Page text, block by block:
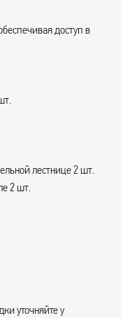
доступ в
лестнице 2 шт.
2 шт.
уточняйте у